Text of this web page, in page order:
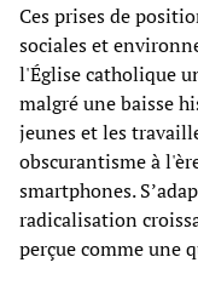
Ces prises de
sociales et
l'Église catholique
malgré une baisse
jeunes et les
obscurantisme à
smartphones.
radicalisation
perçue comme une